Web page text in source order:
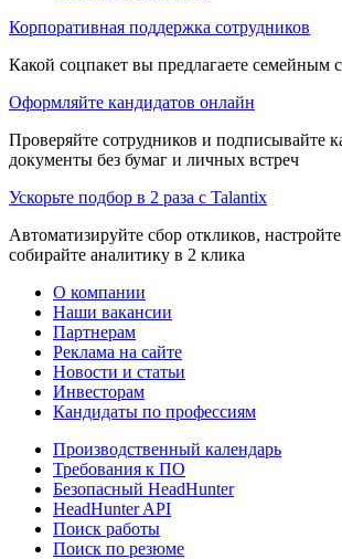
Корпоративная поддержка сотрудников
Какой соцпакет вы предлагаете семейным
Оформляйте кандидатов онлайн
Проверяйте сотрудников и подписывайте
документы без бумаг и личных встреч
Ускорьте подбор в 2 раза с Talantix
Автоматизируйте сбор откликов,
собирайте аналитику в 2 клика
О компании
Наши вакансии
Партнерам
Реклама на сайте
Новости и статьи
Инвесторам
Кандидаты по профессиям
Производственный календарь
Требования к ПО
Безопасный HeadHunter
HeadHunter API
Поиск работы
Поиск по резюме